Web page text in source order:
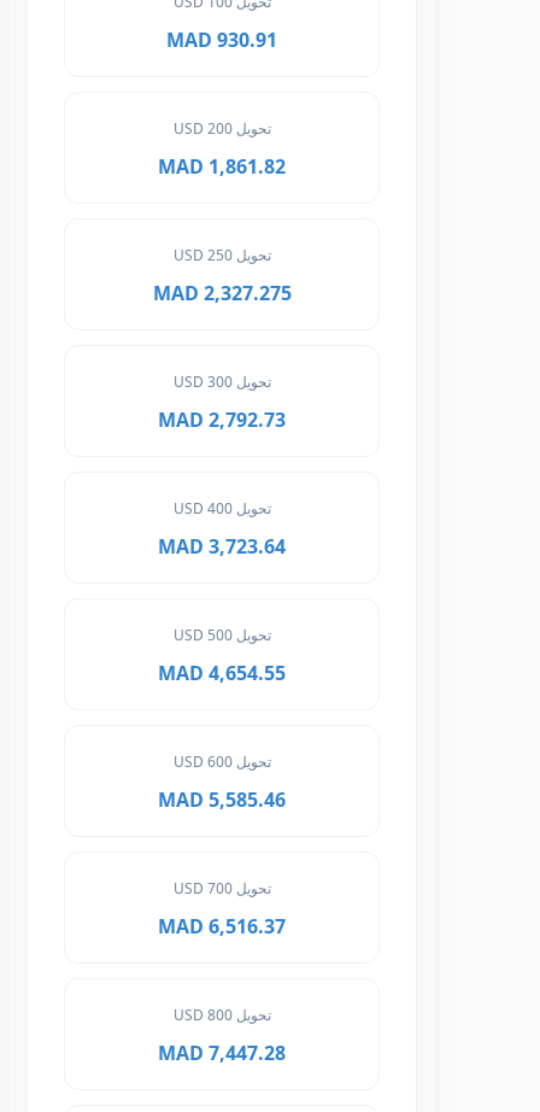
930.91 MAD
تحويل 200 USD
1,861.82 MAD
تحويل 250 USD
2,327.275 MAD
تحويل 300 USD
2,792.73 MAD
تحويل 400 USD
3,723.64 MAD
تحويل 500 USD
4,654.55 MAD
تحويل 600 USD
5,585.46 MAD
تحويل 700 USD
6,516.37 MAD
تحويل 800 USD
7,447.28 MAD